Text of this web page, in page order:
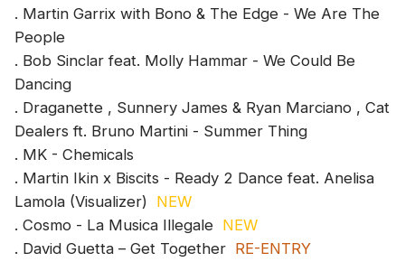
. Martin Garrix with Bono & The Edge - We Are The
People
. Bob Sinclar feat. Molly Hammar - We Could Be
Dancing
. Draganette , Sunnery James & Ryan Marciano , Cat
Dealers ft. Bruno Martini - Summer Thing
. MK - Chemicals
. Martin Ikin x Biscits - Ready 2 Dance feat. Anelisa
Lamola (Visualizer) NEW
. Cosmo - La Musica Illegale NEW
. David Guetta – Get Together RE-ENTRY